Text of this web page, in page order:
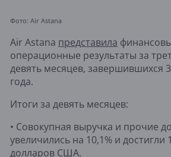
Фото: Air Astana
Air Astana представила
операционные результаты за
девять месяцев, завершившихся
года.
Итоги за девять месяцев:
• Совокупная выручка и прочие
увеличились на 10,1% и достигли
долларов США.